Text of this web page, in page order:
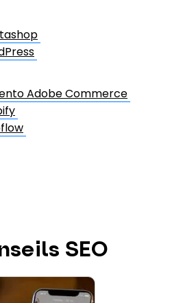
Adobe Commerce
SEO